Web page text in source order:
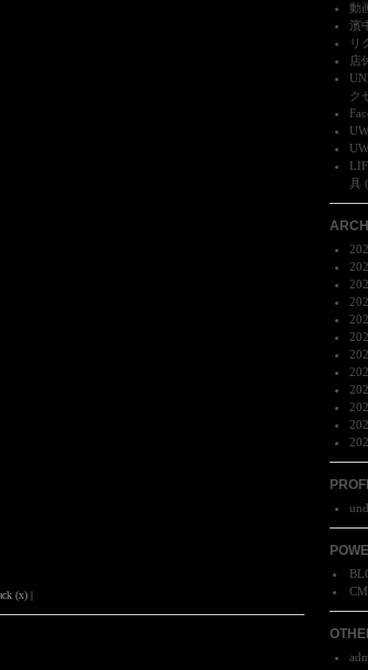
動
濱
リ
店
ク
具
(x) |